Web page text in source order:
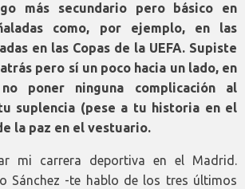
más secundario pero básico en
como, por ejemplo, en las
en las Copas de la UEFA. Supiste
pero sí un poco hacia un lado, en
poner ninguna complicación al
suplencia (pese a tu historia en el
la paz en el vestuario.
mi carrera deportiva en el Madrid.
Sánchez -te hablo de los tres últimos